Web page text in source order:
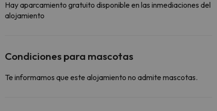
Hay aparcamiento gratuito disponible en las inmediaciones del
alojamiento
Condiciones para mascotas
Te informamos que este alojamiento no admite mascotas.